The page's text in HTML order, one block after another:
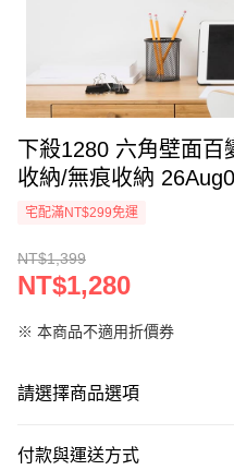
下殺1280 六角壁面
收納/無痕收納
宅配滿NT$299免運
NT$1,399
NT$1,280
※ 本商品不適用折價券
請選擇商品選項
付款與運送方式